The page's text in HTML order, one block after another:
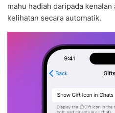
mahu hadiah daripada
kelihatan secara automatik.